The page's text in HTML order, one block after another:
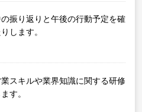
振り返りと午後の行動予定を確
します。
スキルや業界知識に関する研修
す。